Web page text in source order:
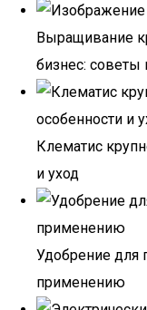
Выращивание
бизнес:
Клематис
и уход
Удобрение для
применению